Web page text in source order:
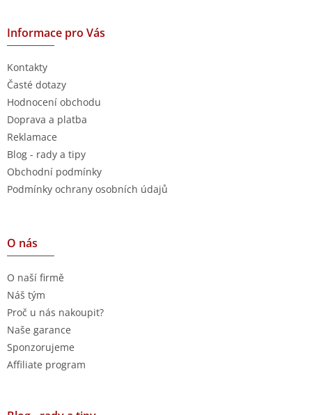
Informace pro Vás
Kontakty
Časté dotazy
Hodnocení obchodu
Doprava a platba
Reklamace
Blog - rady a tipy
Obchodní podmínky
Podmínky ochrany osobních údajů
O nás
O naší firmě
Náš tým
Proč u nás nakoupit?
Naše garance
Sponzorujeme
Affiliate program